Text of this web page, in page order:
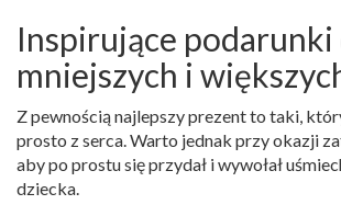
Inspirujące podarunki
mniejszych i
Z pewnością najlepszy prezent to taki,
prosto z serca. Warto jednak przy okazji
aby po prostu się przydał i wywołał
dziecka.